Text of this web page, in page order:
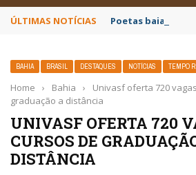
ÚLTIMAS NOTÍCIAS Poetas baianos
BAHIA BRASIL DESTAQUES NOTÍCIAS TEMPO
Home › Bahia ›
Univasf oferta 720
graduação a distância
UNIVASF OFERTA 720
CURSOS DE
DISTÂNCIA